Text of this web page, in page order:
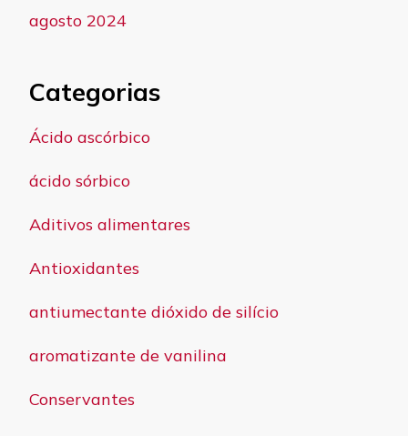
agosto 2024
Categorias
Ácido ascórbico
ácido sórbico
Aditivos alimentares
Antioxidantes
antiumectante dióxido de silício
aromatizante de vanilina
Conservantes